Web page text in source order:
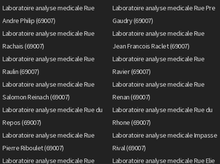
Laboratoire analyse medicale Rue
Andre Philip (69007)
Laboratoire analyse medicale Rue Pre
Gaudry (69007)
Laboratoire analyse medicale Rue
Rachais (69007)
Laboratoire analyse medicale Rue
Jean Francois Raclet (69007)
Laboratoire analyse medicale Rue
Raulin (69007)
Laboratoire analyse medicale Rue
Ravier (69007)
Laboratoire analyse medicale Rue
Salomon Reinach (69007)
Laboratoire analyse medicale Rue
Renan (69007)
Laboratoire analyse medicale Rue du
Repos (69007)
Laboratoire analyse medicale Rue du
Rhone (69007)
Laboratoire analyse medicale Rue
Pierre Riboulet (69007)
Laboratoire analyse medicale Impasse
Rival (69007)
Laboratoire analyse medicale Rue
Laboratoire analyse medicale Rue Elie